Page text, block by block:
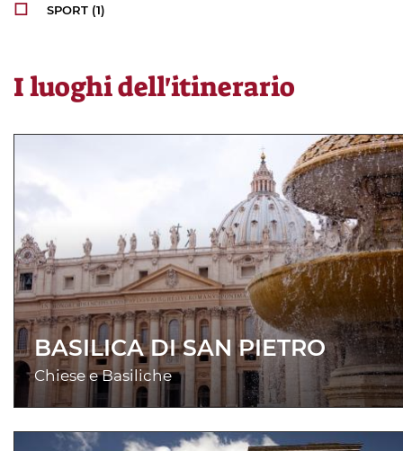
SPORT (1)
I luoghi dell'itinerario
BASILICA DI SAN PIETRO
Chiese e Basiliche